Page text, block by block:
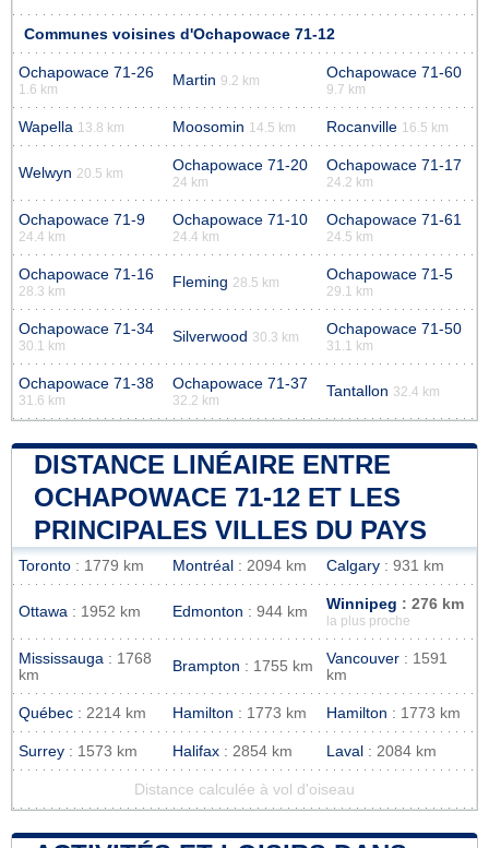
Communes voisines d'Ochapowace 71-12
Ochapowace 71-26
1.6 km
Martin 9.2 km Ochapowace 71-60
9.7 km
Wapella 13.8 km Moosomin 14.5 km Rocanville 16.5 km
Welwyn 20.5 km Ochapowace 71-20
24 km
Ochapowace 71-17
24.2 km
Ochapowace 71-9
24.4 km
Ochapowace 71-10
24.4 km
Ochapowace 71-61
24.5 km
Ochapowace 71-16
28.3 km
Fleming 28.5 km Ochapowace 71-5
29.1 km
Ochapowace 71-34
30.1 km
Silverwood 30.3 km Ochapowace 71-50
31.1 km
Ochapowace 71-38
31.6 km
Ochapowace 71-37
32.2 km
Tantallon 32.4 km
DISTANCE LINÉAIRE ENTRE
OCHAPOWACE 71-12 ET LES
PRINCIPALES VILLES DU PAYS
Toronto : 1779 km Montréal : 2094 km Calgary : 931 km
Ottawa : 1952 km Edmonton : 944 km Winnipeg : 276 km
la plus proche
Mississauga : 1768
km
Brampton : 1755 km Vancouver : 1591
km
Québec : 2214 km Hamilton : 1773 km Hamilton : 1773 km
Surrey : 1573 km Halifax : 2854 km Laval : 2084 km
Distance calculée à vol d'oiseau